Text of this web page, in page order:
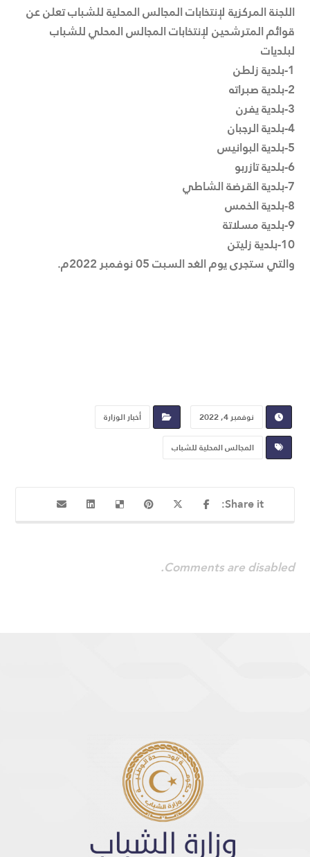
اللجنة المركزية لإنتخابات المجالس المحلية للشباب تعلن عن
قوائم المترشحين لإنتخابات المجالس المحلي للشباب
لبلديات
1-بلدية زلطن
2-بلدية صبراته
3-بلدية يفرن
4-بلدية الرجبان
5-بلدية البوانيس
6-بلدية تازربو
7-بلدية القرضة الشاطي
8-بلدية الخمس
9-بلدية مسلاتة
10-بلدية زليتن
والتي ستجرى يوم الغد السبت 05 نوفمبر 2022م.
نوفمبر 4, 2022
أخبار الوزارة
المجالس المحلية للشباب
Comments are disabled.